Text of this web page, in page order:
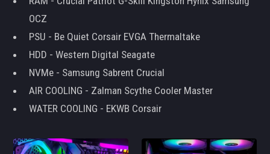
OCZ
PSU - Be Quiet Corsair EVGA Thermaltake
HDD - Western Digital Seagate
NVMe - Samsung Sabrent Crucial
AIR COOLING - Zalman Scythe Cooler Master
WATER COOLING - EKWB Corsair